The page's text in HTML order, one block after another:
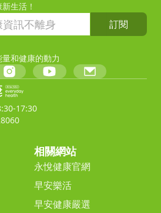
生活！
訂閱
和健康的動力
17:30
相關網站
永悅健康官網
早安樂活
早安健康嚴選